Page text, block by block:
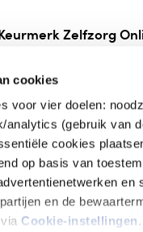
cookies
voor vier doelen:
analytics (gebruik van
cookies
op basis van
en de
Cookie-instellingen
Zelfzorg